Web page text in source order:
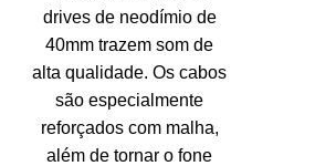
drives de neodímio de
40mm trazem som de
alta qualidade. Os cabos
são especialmente
reforçados com malha,
além de tornar o fone